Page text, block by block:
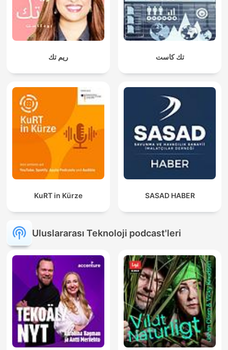
ريم تك تك كاست
KuRT in Kürze SASAD HABER
Uluslararası Teknoloji podcast'leri